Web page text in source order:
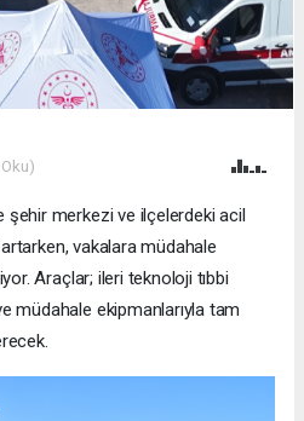
şehir merkezi ve ilçelerdeki acil
vakalara müdahale
Araçlar; ileri teknoloji tıbbi
müdahale ekipmanlarıyla tam